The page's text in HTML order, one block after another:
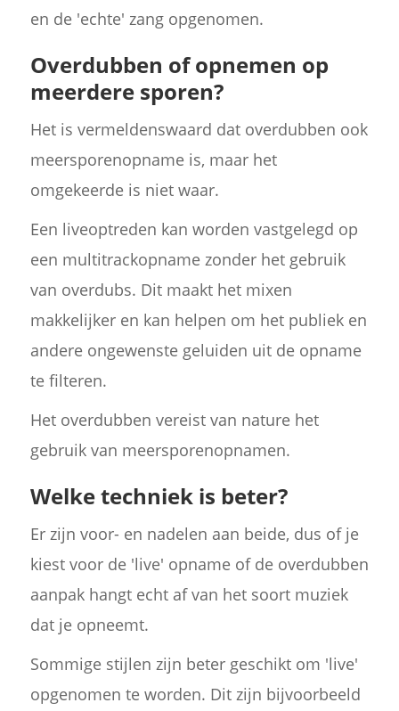
en de 'echte' zang opgenomen.
Overdubben of opnemen op
meerdere sporen?
Het is vermeldenswaard dat overdubben ook
meersporenopname is, maar het
omgekeerde is niet waar.
Een liveoptreden kan worden vastgelegd op
een multitrackopname zonder het gebruik
van overdubs. Dit maakt het mixen
makkelijker en kan helpen om het publiek en
andere ongewenste geluiden uit de opname
te filteren.
Het overdubben vereist van nature het
gebruik van meersporenopnamen.
Welke techniek is beter?
Er zijn voor- en nadelen aan beide, dus of je
kiest voor de 'live' opname of de overdubben
aanpak hangt echt af van het soort muziek
dat je opneemt.
Sommige stijlen zijn beter geschikt om 'live'
opgenomen te worden. Dit zijn bijvoorbeeld